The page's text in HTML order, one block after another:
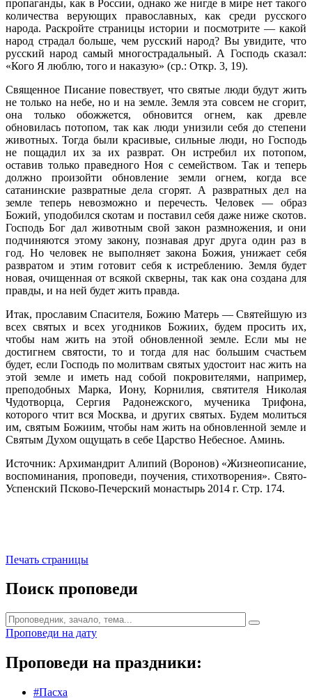
пропаганды, как в России, однако же нигде в мире нет такого
количества верующих православных, как среди русского
народа. Раскройте страницы истории и посмотрите — какой
народ страдал больше, чем русский народ? Вы увидите, что
русский народ самый многострадальный. А Господь сказал:
«Кого Я люблю, того и наказую» (ср.: Откр. 3, 19).
Священное Писание повествует, что святые люди будут жить
не только на небе, но и на земле. Земля эта совсем не сгорит,
она только обожжется, обновится огнем, как древле
обновилась потопом, так как люди унизили себя до степени
животных. Тогда были красивые, сильные люди, но Господь
не пощадил их за их разврат. Он истребил их потопом,
оставив только праведного Ноя с семейством. Так и теперь
должно произойти обновление земли огнем, когда все
сатанинские развратные дела сгорят. А развратных дел на
земле теперь невозможно и перечесть. Человек — образ
Божий, уподобился скотам и поставил себя даже ниже скотов.
Господь Бог дал животным свой закон размножения, и они
подчиняются этому закону, познавая друг друга один раз в
год. Но человек не выполняет закона Божия, унижает себя
развратом и этим готовит себя к истреблению. Земля будет
новая, очищенная от всякой скверны, так как она создана для
правды, и на ней будет жить правда.
Итак, прославим Спасителя, Божию Матерь — Святейшую из
всех святых и всех угодников Божиих, будем просить их,
чтобы нам жить на этой обновленной земле. Если мы не
достигнем святости, то и тогда для нас большим счастьем
будет, если Господь по молитвам святых удостоит нас жить на
этой земле и иметь над собой покровителями, например,
преподобных Марка, Иону, Корнилия, святителя Николая
Чудотворца, Сергия Радонежского, мученика Трифона,
которого чтит вся Москва, и других святых. Будем молиться
им, святым Божиим, чтобы нам жить на обновленной земле и
Святым Духом ощущать в себе Царство Небесное. Аминь.
Источник: Архимандрит Алипий (Воронов) «Жизнеописание,
воспоминания, проповеди, поучения, стихотворения». Свято-
Успенский Псково-Печерский монастырь 2014 г. Стр. 174.
Печать страницы
Поиск проповеди
Проповеди на дату
Проповеди на праздники:
#Пасха